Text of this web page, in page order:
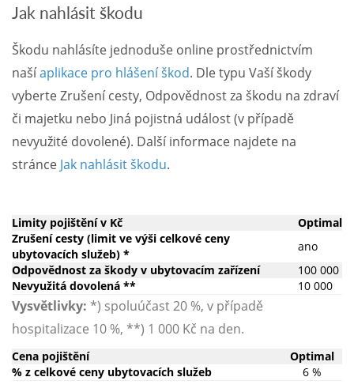
Jak nahlásit škodu
Škodu nahlásíte jednoduše online prostřednictvím
našíaplikace pro hlášení škod. Dle typu Vaší škody
vyberte Zrušení cesty, Odpovědnost za škodu na zdraví
či majetku nebo Jiná pojistná událost (v případě
nevyužité dovolené). Další informace najdete na
stránce Jak nahlásit škodu.
Limity pojištění v Kč
Optimal
Zrušení cesty (limit ve výši celkové ceny
ubytovacích služeb) *
ano
Odpovědnost za škody v ubytovacím zařízení
100 000
Nevyužitá dovolená **
10 000
Vysvětlivky: *) spoluúčast 20 %, v případě
hospitalizace 10 %, **) 1 000 Kč na den.
Cena pojištění
Optimal
% z celkové ceny ubytovacích služeb
6 %